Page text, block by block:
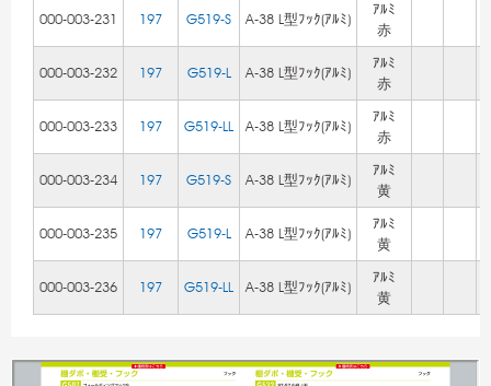
000-003-231 197 G519-S A-38 L型ﾌｯｸ(ｱﾙﾐ)
ｱﾙﾐ
赤
000-003-232 197 G519-L A-38 L型ﾌｯｸ(ｱﾙﾐ)
ｱﾙﾐ
赤
000-003-233 197 G519-LL A-38 L型ﾌｯｸ(ｱﾙﾐ)
ｱﾙﾐ
赤
000-003-234 197 G519-S A-38 L型ﾌｯｸ(ｱﾙﾐ)
ｱﾙﾐ
黄
000-003-235 197 G519-L A-38 L型ﾌｯｸ(ｱﾙﾐ)
ｱﾙﾐ
黄
000-003-236 197 G519-LL A-38 L型ﾌｯｸ(ｱﾙﾐ)
ｱﾙﾐ
黄